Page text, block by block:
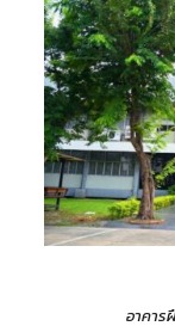
อาคาร